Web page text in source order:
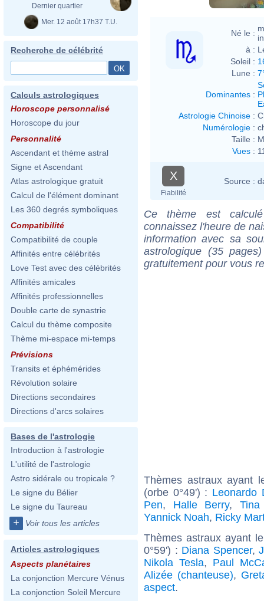
Dernier quartier
Mer. 12 août 17h37 T.U.
Recherche de célébrité
Calculs astrologiques
Horoscope personnalisé
Horoscope du jour
Personnalité
Ascendant et thème astral
Signe et Ascendant
Atlas astrologique gratuit
Calcul de l'élément dominant
Les 360 degrés symboliques
Compatibilité
Compatibilité de couple
Affinités entre célébrités
Love Test avec des célébrités
Affinités amicales
Affinités professionnelles
Double carte de synastrie
Calcul du thème composite
Thème mi-espace mi-temps
Prévisions
Transits et éphémérides
Révolution solaire
Directions secondaires
Directions d'arcs solaires
Bases de l'astrologie
Introduction à l'astrologie
L'utilité de l'astrologie
Astro sidérale ou tropicale ?
Le signe du Bélier
Le signe du Taureau
+ Voir tous les articles
Articles astrologiques
Aspects planétaires
La conjonction Mercure Vénus
La conjonction Soleil Mercure
Né le :
à :
Soleil :
Lune :
Dominantes :
Astrologie Chinoise :
Numérologie :
Taille :
Vues :
X
Fiabilité
Source :
Ce thème est
connaissez l'heure de
information avec sa
astrologique (35
gratuitement pour vous
Thèmes astraux ayant
(orbe 0°49') : Leonardo
Pen, Halle Berry, Tina
Yannick Noah, Ricky
Thèmes astraux ayant
0°59') : Diana Spencer,
Nikola Tesla, Paul
Alizée (chanteuse),
aspect.